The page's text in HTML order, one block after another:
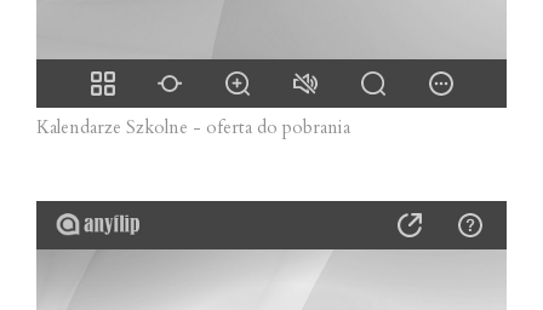
Kalendarze Szkolne - oferta do pobrania